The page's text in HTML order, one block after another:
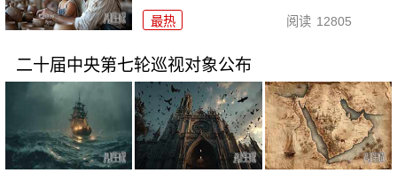
最热 阅读 12805
二十届中央第七轮巡视对象公布